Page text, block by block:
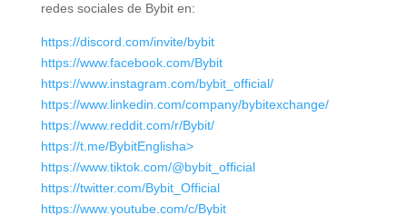
redes sociales de Bybit en:
https://discord.com/invite/bybit
https://www.facebook.com/Bybit
https://www.instagram.com/bybit_official/
https://www.linkedin.com/company/bybitexchange/
https://www.reddit.com/r/Bybit/
https://t.me/BybitEnglisha>
https://www.tiktok.com/@bybit_official
https://twitter.com/Bybit_Official
https://www.youtube.com/c/Bybit